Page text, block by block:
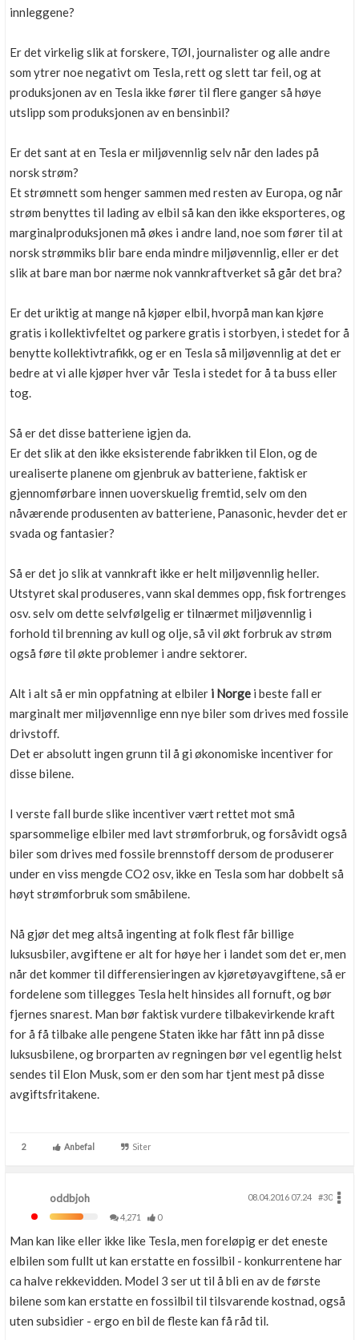
innleggene?
Er det virkelig slik at forskere, TØI, journalister og alle andre
som ytrer noe negativt om Tesla, rett og slett tar feil, og at
produksjonen av en Tesla ikke fører til flere ganger så høye
utslipp som produksjonen av en bensinbil?
Er det sant at en Tesla er miljøvennlig selv når den lades på
norsk strøm?
Et strømnett som henger sammen med resten av Europa, og når
strøm benyttes til lading av elbil så kan den ikke eksporteres, og
marginalproduksjonen må økes i andre land, noe som fører til at
norsk strømmiks blir bare enda mindre miljøvennlig, eller er det
slik at bare man bor nærme nok vannkraftverket så går det bra?
Er det uriktig at mange nå kjøper elbil, hvorpå man kan kjøre
gratis i kollektivfeltet og parkere gratis i storbyen, i stedet for å
benytte kollektivtrafikk, og er en Tesla så miljøvennlig at det er
bedre at vi alle kjøper hver vår Tesla i stedet for å ta buss eller
tog.
Så er det disse batteriene igjen da.
Er det slik at den ikke eksisterende fabrikken til Elon, og de
urealiserte planene om gjenbruk av batteriene, faktisk er
gjennomførbare innen uoverskuelig fremtid, selv om den
nåværende produsenten av batteriene, Panasonic, hevder det er
svada og fantasier?
Så er det jo slik at vannkraft ikke er helt miljøvennlig heller.
Utstyret skal produseres, vann skal demmes opp, fisk fortrenges
osv. selv om dette selvfølgelig er tilnærmet miljøvennlig i
forhold til brenning av kull og olje, så vil økt forbruk av strøm
også føre til økte problemer i andre sektorer.
Alt i alt så er min oppfatning at elbiler i Norge i beste fall er
marginalt mer miljøvennlige enn nye biler som drives med fossile
drivstoff.
Det er absolutt ingen grunn til å gi økonomiske incentiver for
disse bilene.
I verste fall burde slike incentiver vært rettet mot små
sparsommelige elbiler med lavt strømforbruk, og forsåvidt også
biler som drives med fossile brennstoff dersom de produserer
under en viss mengde CO2 osv, ikke en Tesla som har dobbelt så
høyt strømforbruk som småbilene.
Nå gjør det meg altså ingenting at folk flest får billige
luksusbiler, avgiftene er alt for høye her i landet som det er, men
når det kommer til differensieringen av kjøretøyavgiftene, så er
fordelene som tillegges Tesla helt hinsides all fornuft, og bør
fjernes snarest. Man bør faktisk vurdere tilbakevirkende kraft
for å få tilbake alle pengene Staten ikke har fått inn på disse
luksusbilene, og brorparten av regningen bør vel egentlig helst
sendes til Elon Musk, som er den som har tjent mest på disse
avgiftsfritakene.
2 Anbefal Siter
oddbjoh 08.04.2016 07.24
#30
4,271
0
Man kan like eller ikke like Tesla, men foreløpig er det eneste
elbilen som fullt ut kan erstatte en fossilbil - konkurrentene har
ca halve rekkevidden. Model 3 ser ut til å bli en av de første
bilene som kan erstatte en fossilbil til tilsvarende kostnad, også
uten subsidier - ergo en bil de fleste kan få råd til.